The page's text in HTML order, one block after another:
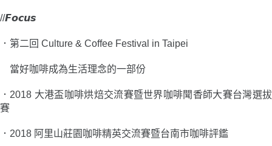
//𝙁𝙤𝙘𝙪𝙨
． 第二回 Culture & Coffee Festival in Taipei
當好咖啡成為生活理念的一部份
．2018 大港盃咖啡烘焙交流賽暨世界咖啡聞香師大賽台灣選拔
賽
． 2018 阿里山莊園咖啡精英交流賽暨台南市咖啡評鑑